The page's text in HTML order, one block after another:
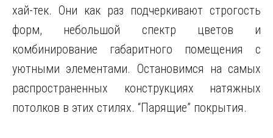
хай-тек. Они как раз подчеркивают строгость
форм, небольшой спектр цветов и
комбинирование габаритного помещения с
уютными элементами. Остановимся на самых
распространенных конструкциях натяжных
потолков в этих стилях. “Парящие” покрытия.